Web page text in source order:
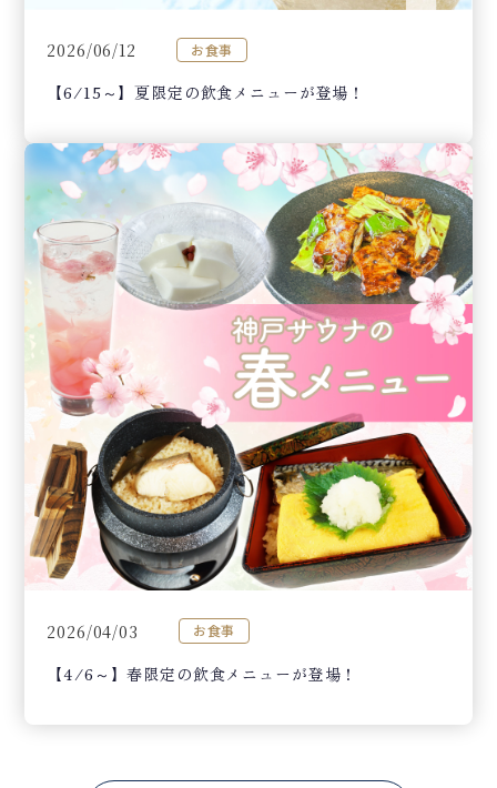
2026/06/12 お食事
【6/15～】夏限定の飲食メニューが登場！
2026/04/03 お食事
【4/6～】春限定の飲食メニューが登場！